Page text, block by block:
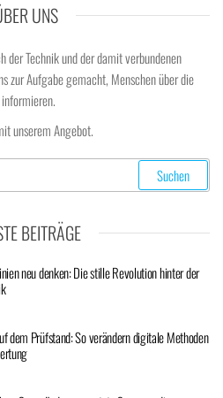
UNS
der Technik und der damit verbundenen
zur Aufgabe gemacht, Menschen über die
unserem Angebot.
BEITRÄGE
neu denken: Die stille Revolution hinter der
dem Prüfstand: So verändern digitale Methoden